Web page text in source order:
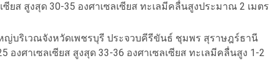
ยส สูงสุด 30-35 องศาเซลเซียส ทะเลมีคลื่นสูงประมาณ 2 เมตร
บริเวณจังหวัดเพชรบุรี ประจวบคีรีขันธ์ ชุมพร สุราษฎร์ธานี
งศาเซลเซียส สูงสุด 33-36 องศาเซลเซียส ทะเลมีคลื่นสูง 1-2